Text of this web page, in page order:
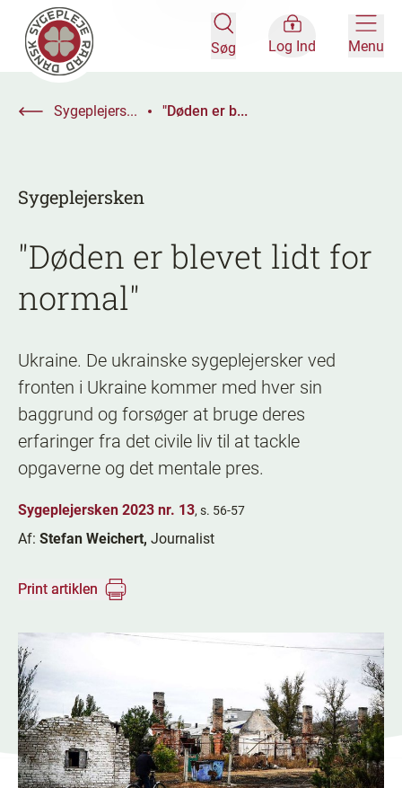
Søg Log Ind Menu
Sygeplejers... "Døden er b...
Sygeplejersken
"Døden er blevet lidt for
normal"
Ukraine. De ukrainske sygeplejersker ved
fronten i Ukraine kommer med hver sin
baggrund og forsøger at bruge deres
erfaringer fra det civile liv til at tackle
opgaverne og det mentale pres.
Sygeplejersken 2023 nr. 13, s. 56-57
Af: Stefan Weichert, Journalist
Print artiklen